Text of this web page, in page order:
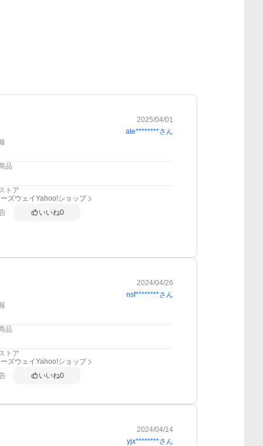
2025/04/01
ate********さん
品
トア
ズウェイYahoo!ショップ
いいね0
2024/04/26
nsf********さん
品
トア
ズウェイYahoo!ショップ
いいね0
2024/04/14
yjx********さん